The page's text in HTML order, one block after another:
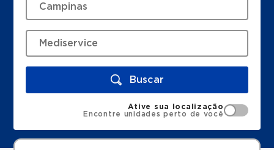
Buscar
Ative sua localização
Encontre unidades perto de você